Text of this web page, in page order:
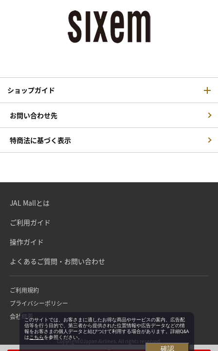
ショップガイド
お問い合わせ先
特商法に基づく表示
JAL Mallとは
ご利用ガイド
操作ガイド
よくあるご質問・お問い合わせ
ご利用規約
プライバシーポリシー
会社概要
Copyright©Japan Airlines. All rights reserved.
このサイトでは、お客さまに適したお得な商品やサービスの案内、広告配
信等を行う目的で、第三者から提供された位置情報や広告データなどの情
報をお客さまの個人データと結びつけて利用する場合があります。詳細Q&A
は こちらを参照ください。
確認